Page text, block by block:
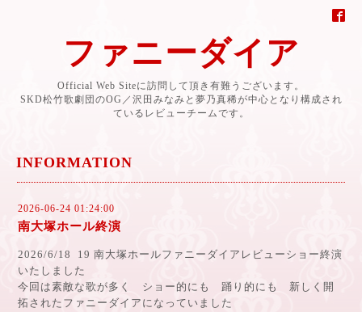
ファニーダイア
Official Web Siteに訪問して頂き有難うございます。
SKD松竹歌劇団のOG／沢田みなみと夢乃真稀が中心となり構成され
ているレビューチームです。
INFORMATION
2026-06-24 01:24:00
南大塚ホール終演
2026/6/18 19 南大塚ホールファニーダイアレビューショー終演
いたしました
今回は素敵な歌が多く ショー的にも 踊り的にも 新しく開
拓されたファニーダイアになっていました